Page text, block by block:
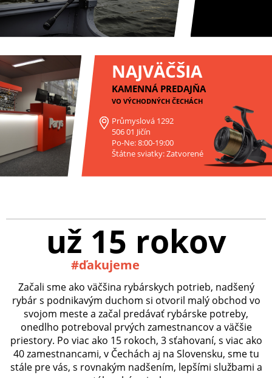
NAJVÄČŠIA
KAMENNÁ PREDAJŇA
VO VÝCHODNÝCH ČECHÁCH
Průmyslová 1292
506 01 Jičín
Po-Ne: 8:00-19:00
Štátne sviatky: Zatvorené
už 15 rokov
#ďakujeme
Začali sme ako väčšina rybárskych potrieb, nadšený
rybár s podnikavým duchom si otvoril malý obchod vo
svojom meste a začal predávať rybárske potreby,
onedlho potreboval prvých zamestnancov a väčšie
priestory. Po viac ako 15 rokoch, 3 sťahovaní, s viac ako
40 zamestnancami, v Čechách aj na Slovensku, sme tu
stále pre vás, s rovnakým nadšením, lepšími službami a